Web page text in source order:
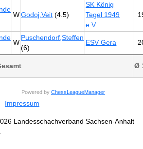
W Godoj,Veit (4.5)
SK König
Tegel 1949
e.V.
W
Puschendorf,Steffen
(6)
ESV Gera
Ø
Powered by ChessLeagueManager
Impressum
Landesschachverband Sachsen-Anhalt